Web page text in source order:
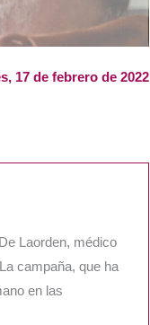
17 de febrero de 2022
Laorden, médico
campaña, que ha
en las